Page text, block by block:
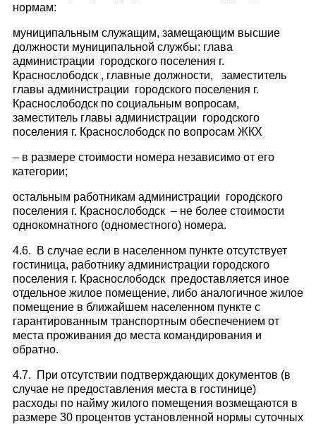
нормам:
муниципальным служащим, замещающим высшие
должности муниципальной службы: глава
администрации городского поселения г.
Краснослободск , главные должности, заместитель
главы администрации городского поселения г.
Краснослободск по социальным вопросам,
заместитель главы администрации городского
поселения г. Краснослободск по вопросам ЖКХ
– в размере стоимости номера независимо от его
категории;
остальным работникам администрации городского
поселения г. Краснослободск – не более стоимости
однокомнатного (одноместного) номера.
4.6. В случае если в населенном пункте отсутствует
гостиница, работнику администрации городского
поселения г. Краснослободск предоставляется иное
отдельное жилое помещение, либо аналогичное жилое
помещение в ближайшем населенном пункте с
гарантированным транспортным обеспечением от
места проживания до места командирования и
обратно.
4.7. При отсутствии подтверждающих документов (в
случае не предоставления места в гостинице)
расходы по найму жилого помещения возмещаются в
размере 30 процентов установленной нормы суточных